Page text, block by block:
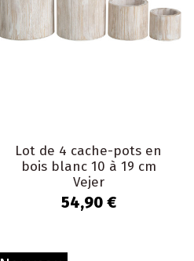
Lot de 4 cache-pots en
bois blanc 10 à 19 cm
Vejer
54,90 €